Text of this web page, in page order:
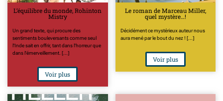
L’équilibre du monde, Rohinton
Mistry
Un grand texte, qui procure des
sentiments bouleversants comme seul
l'Inde sait en offrir, tant dans l'horreur que
dans l'émerveillement. [...]
Voir plus
Le roman de Marceau Miller,
quel mystère…!
Décidément ce mystérieux auteur nous
aura mené par le bout du nez ! [...]
Voir plus